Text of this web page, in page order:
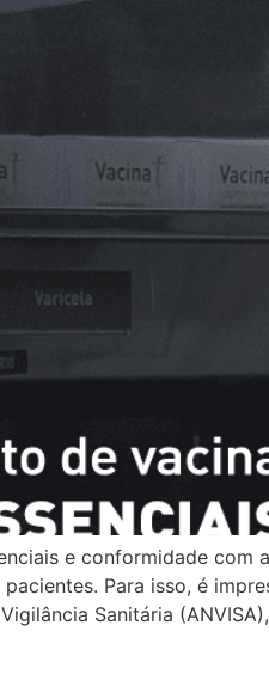
e conformidade
Para isso, é
Sanitária